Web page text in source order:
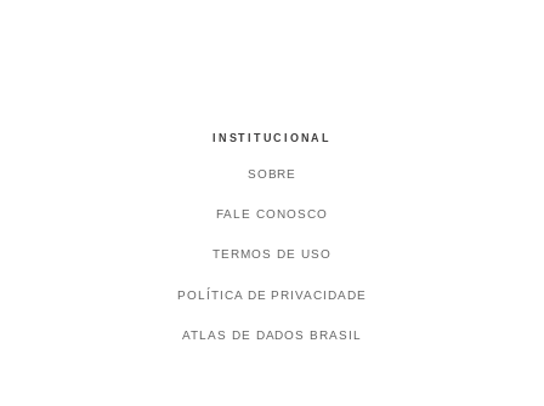
INSTITUCIONAL
SOBRE
FALE CONOSCO
TERMOS DE USO
POLÍTICA DE PRIVACIDADE
ATLAS DE DADOS BRASIL